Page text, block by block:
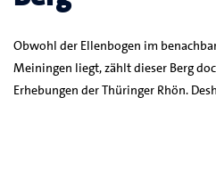
Obwohl der Ellenbogen im
Meiningen liegt, zählt dieser Berg
Erhebungen der Thüringer Rhön.